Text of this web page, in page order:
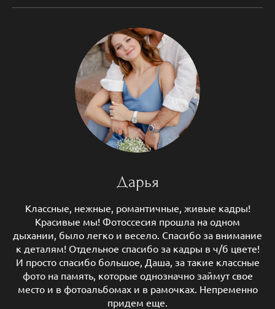
Дарья
Классные, нежные, романтичные, живые кадры!
Красивые мы! Фотоссесия прошла на одном
дыхании, было легко и весело. Спасибо за внимание
к деталям! Отдельное спасибо за кадры в ч/б цвете!
И просто спасибо большое, Даша, за такие классные
фото на память, которые однозначно займут свое
место и в фотоальбомах и в рамочках. Непременно
придем еще.